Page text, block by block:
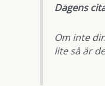
Dagens
Om inte
lite så är